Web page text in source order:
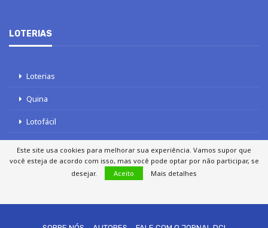
LOTERIAS
Loterias
Quina
Lotofácil
Tele sena
Este site usa cookies para melhorar sua experiência. Vamos supor que
você esteja de acordo com isso, mas você pode optar por não participar, se
desejar.
Aceito Mais detalhes